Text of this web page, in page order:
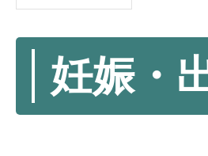
妊娠・